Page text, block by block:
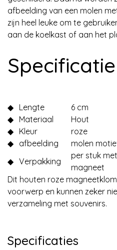
afbeelding van een molen
zijn heel leuke om te
aan de koelkast of aan het
Specificatie
◆ Lengte
6 cm
◆ Materiaal
Hout
◆ Kleur
roze
◆ afbeelding
molen
◆ Verpakking
per stuk
magneet
Dit houten roze
voorwerp en kunnen zeker
verzameling met souvenirs.
Specificaties